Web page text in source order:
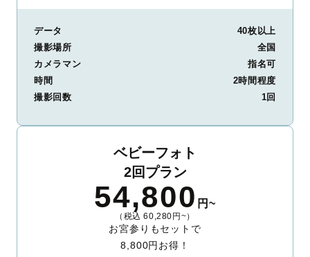
データ
40枚以上
撮影場所
全国
カメラマン
指名可
時間
2時間程度
撮影回数
1回
ベビーフォト
2回プラン
54,800 円~
（税込 60,280円~）
お宮参りもセットで
8,800円お得！